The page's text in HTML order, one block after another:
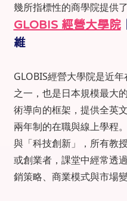
幾所指標性的商學院提供
GLOBIS 經營大學院
維
GLOBIS經營大學院是近
之一，也是日本規模最大
術導向的框架，提供全英
兩年制的在職與線上學程
與「科技創新」，所有教
或創業者，課堂中經常透
銷策略、商業模式與市場